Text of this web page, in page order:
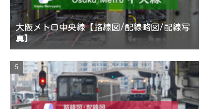
大阪メトロ中央線【路線図/配線略図/配線写
真】